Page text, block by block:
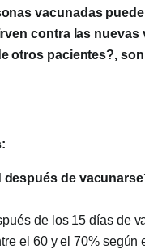
vacunadas
contra las nuevas
otros pacientes?,
de
de los 15 días de
el 60 y el 70% según